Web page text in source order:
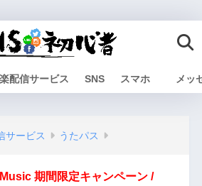
配信サービス SNS スマホ メッ
サービス うたパス
期間限定キャンペーン /